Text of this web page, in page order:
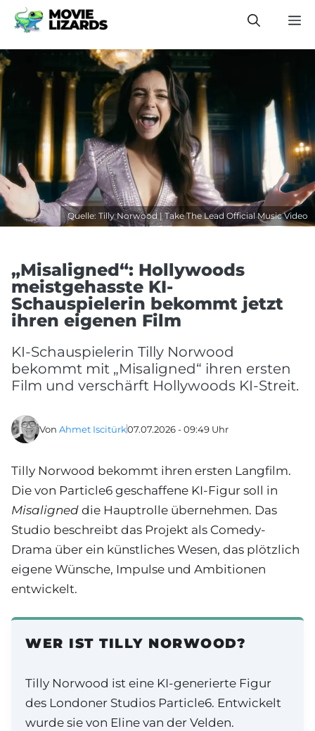
Zum
Inhalt
springen
Quelle: Tilly Norwood | Take The Lead Official Music Video
„Misaligned“: Hollywoods
meistgehasste KI-
Schauspielerin bekommt jetzt
ihren eigenen Film
KI-Schauspielerin Tilly Norwood
bekommt mit „Misaligned“ ihren ersten
Film und verschärft Hollywoods KI-Streit.
Von Ahmet Iscitürk07.07.2026 - 09:49 Uhr
Tilly Norwood bekommt ihren ersten Langfilm.
Die von Particle6 geschaffene KI-Figur soll in
Misaligned die Hauptrolle übernehmen. Das
Studio beschreibt das Projekt als Comedy-
Drama über ein künstliches Wesen, das plötzlich
eigene Wünsche, Impulse und Ambitionen
entwickelt.
WER IST TILLY NORWOOD?
Tilly Norwood ist eine KI-generierte Figur
des Londoner Studios Particle6. Entwickelt
wurde sie von Eline van der Velden.